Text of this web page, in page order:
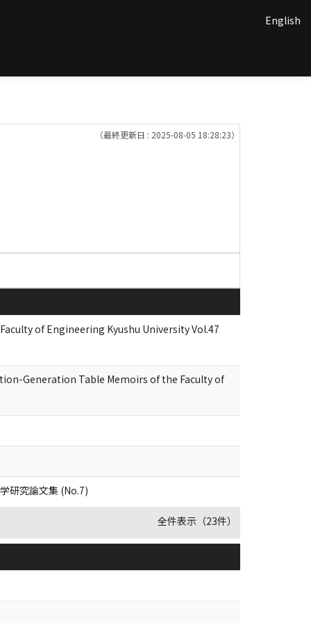
English
（最終更新日 : 2025-08-05 18:28:23）
of Engineering Kyushu University Vol.47
Generation Table Memoirs of the Faculty of
研究論文集 (No.7)
全件表示（23件）